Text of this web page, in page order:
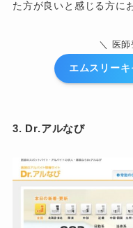
た方が良いと感じる方に
＼ 医師
エムスリー
3. Dr.アルなび